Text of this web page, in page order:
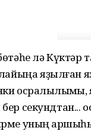
лә Күктәр
секундтан...
уның